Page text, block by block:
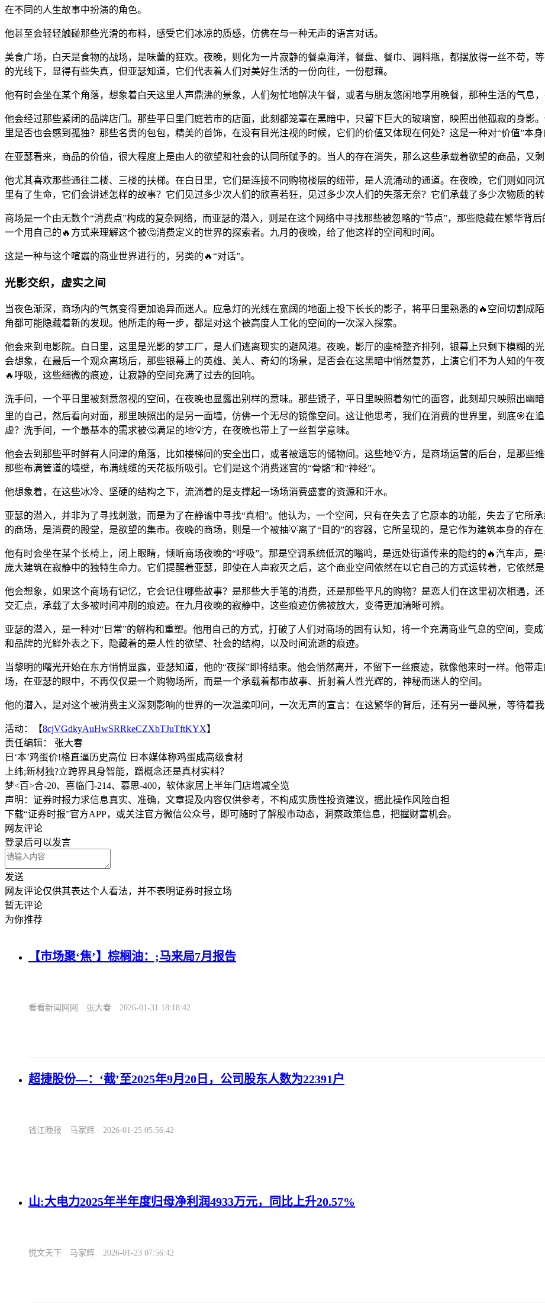
在不同的人生故事中扮演的角色。
他甚至会轻轻触碰那些光滑的布料，感受它们冰凉的质感，仿佛在与一种无声的语言对话。
美食广场，白天是食物的战场，是味蕾的狂欢。夜晚，则化为一片寂静的餐桌海洋，餐盘、餐巾、调料瓶，都摆放得一丝不苟，
的光线下，显得有些失真，但亚瑟知道，它们代表着人们对美好生活的一份向往，一份慰藉。
他有时会坐在某个角落，想象着白天这里人声鼎沸的景象，人们匆忙地解决午餐，或者与朋友悠闲地享用晚餐，那种生活的气息，
他会经过那些紧闭的品牌店门。那些平日里门庭若市的店面，此刻都笼罩在黑暗中，只留下巨大的玻璃窗，映照出他孤寂的身影
里是否也会感到孤独？那些名贵的包包，精美的首饰，在没有目光注视的时候，它们的价值又体现在何处？这是一种对“价值”本身
在亚瑟看来，商品的价值，很大程度上是由人的欲望和社会的认同所赋予的。当人的存在消失，那么这些承载着欲望的商品，又剩
他尤其喜欢那些通往二楼、三楼的扶梯。在白日里，它们是连接不同购物楼层的纽带，是人流涌动的通道。在夜晚，它们则如同
里有了生命，它们会讲述怎样的故事？它们见过多少次人们的欣喜若狂，见过多少次人们的失落无奈？它们承载了多少次物质的
商场是一个由无数个“消费点”构成的复杂网络，而亚瑟的潜入，则是在这个网络中寻找那些被忽略的“节点”，那些隐藏在繁华背
一个用自己的🔥方式来理解这个被🤔消费定义的世界的探索者。九月的夜晚，给了他这样的空间和时间。
这是一种与这个喧嚣的商业世界进行的，另类的🔥“对话”。
光影交织，虚实之间
当夜色渐深，商场内的气氛变得更加诡异而迷人。应急灯的光线在宽阔的地面上投下长长的影子，将平日里熟悉的🔥空间切割成
角都可能隐藏着新的发现。他所走的每一步，都是对这个被高度人工化的空间的一次深入探索。
他会来到电影院。白日里，这里是光影的梦工厂，是人们逃离现实的避风港。夜晚，影厅的座椅整齐排列，银幕上只剩下模糊的
会想象，在最后一个观众离场后，那些银幕上的英雄、美人、奇幻的场景，是否会在这黑暗中悄然复苏，上演它们不为人知的午
🔥呼吸，这些细微的痕迹，让寂静的空间充满了过去的回响。
洗手间，一个平日里被刻意忽视的空间，在夜晚也显露出别样的意味。那些镜子，平日里映照着匆忙的面容，此刻却只映照出幽
里的自己，然后看向对面，那里映照出的是另一面墙，仿佛一个无尽的镜像空间。这让他思考，我们在消费的世界里，到底🎯在
虚？洗手间，一个最基本的需求被🤔满足的地💡方，在夜晚也带上了一丝哲学意味。
他会去到那些平时鲜有人问津的角落，比如楼梯间的安全出口，或者被遗忘的储物间。这些地💡方，是商场运营的后台，是那些
那些布满管道的墙壁，布满线缆的天花板所吸引。它们是这个消费迷宫的“骨骼”和“神经”。
他想象着，在这些冰冷、坚硬的结构之下，流淌着的是支撑起一场场消费盛宴的资源和汗水。
亚瑟的潜入，并非为了寻找刺激，而是为了在静谧中寻找“真相”。他认为，一个空间，只有在失去了它原本的功能，失去了它所
的商场，是消费的殿堂，是欲望的集市。夜晚的商场，则是一个被抽💡离了“目的”的容器，它所呈现的，是它作为建筑本身的存
他有时会坐在某个长椅上，闭上眼睛，倾听商场夜晚的“呼吸”。那是空调系统低沉的嗡鸣，是远处街道传来的隐约的🔥汽车声，
庞大建筑在寂静中的独特生命力。它们提醒着亚瑟，即使在人声寂灭之后，这个商业空间依然在以它自己的方式运转着，它依然是
他会想象，如果这个商场有记忆，它会记住哪些故事？是那些大手笔的消费，还是那些平凡的购物？是恋人们在这里初次相遇，
交汇点，承载了太多被时间冲刷的痕迹。在九月夜晚的寂静中，这些痕迹仿佛被放大，变得更加清晰可辨。
亚瑟的潜入，是一种对“日常”的解构和重塑。他用自己的方式，打破了人们对商场的固有认知，将一个充满商业气息的空间，变
和品牌的光鲜外表之下，隐藏着的是人性的欲望、社会的结构，以及时间流逝的痕迹。
当黎明的曙光开始在东方悄悄显露，亚瑟知道，他的“夜探”即将结束。他会悄然离开，不留下一丝痕迹，就像他来时一样。他带
场，在亚瑟的眼中，不再仅仅是一个购物场所，而是一个承载着都市故事、折射着人性光辉的，神秘而迷人的空间。
他的潜入，是对这个被消费主义深刻影响的世界的一次温柔叩问，一次无声的宣言：在这繁华的背后，还有另一番风景，等待着我
活动：【8cjVGdkyAuHwSRRkeCZXbTJuTftKYX】
责任编辑： 张大春
日‘本’鸡蛋价!格直逼历史高位 日本媒体称鸡蛋成高级食材
上纬;新材独?立跨界具身智能，蹭概念还是真材实料？
梦<百>合-20、喜临门-214、慕思-400，软体家居上半年门店增减全览
声明：证券时报力求信息真实、准确，文章提及内容仅供参考，不构成实质性投资建议，据此操作风险自担
下载“证券时报”官方APP，或关注官方微信公众号，即可随时了解股市动态，洞察政策信息，把握财富机会。
网友评论
登录后可以发言
发送
网友评论仅供其表达个人看法，并不表明证券时报立场
暂无评论
为你推荐
【市场聚‘焦’】棕榈油：;马来局7月报告
看看新闻网网 张大春 2026-01-31 18:18:42
超捷股份—：‘截’至2025年9月20日，公司股东人数为22391户
钱江晚报 马家辉 2026-01-25 05:56:42
山:大电力2025年半年度归母净利润4933万元，同比上升20.57%
悦文天下 马家辉 2026-01-23 07:56:42